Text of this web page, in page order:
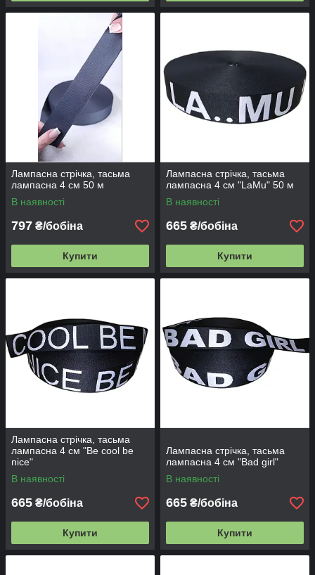
Лампасна стрічка, тасьма
лампасна 4 см 50 м
В наявності
797 ₴/бобіна
Купити
Лампасна стрічка, тасьма
лампасна 4 см "LaMu" 50 м
В наявності
665 ₴/бобіна
Купити
Лампасна стрічка, тасьма
лампасна 4 см "Be cool be
nice"
В наявності
665 ₴/бобіна
Купити
Лампасна стрічка, тасьма
лампасна 4 см "Bad girl"
В наявності
665 ₴/бобіна
Купити